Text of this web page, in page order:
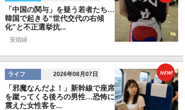
「中国の関与」を疑う若者たち…
韓国で起きる“世代交代の右傾
化”と不正選挙抗...
安宿緑
ライフ 2026年08月07日
「邪魔なんだよ！」新幹線で座席
を蹴ってくる後ろの男性…恐怖に
震えた女性客を...
NEW!